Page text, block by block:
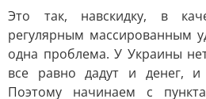
Это так, навскидку, в
регулярным массированным
одна проблема. У Украины
все равно дадут и денег,
Поэтому начинаем с